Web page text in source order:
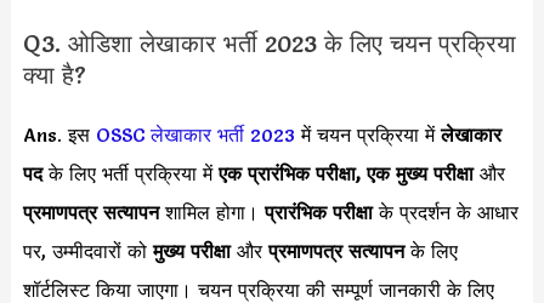
Q3. ओडिशा लेखाकार भर्ती 2023 के लिए चयन प्रक्रिया
क्या है?
Ans. इस OSSC लेखाकार भर्ती 2023 में चयन प्रक्रिया मेंलेखाकार
पदके लिए भर्ती प्रक्रिया मेंएक प्रारंभिक परीक्षा, एक मुख्य परीक्षाऔर
प्रमाणपत्र सत्यापनशामिल होगा।प्रारंभिक परीक्षाके प्रदर्शन के आधार
पर, उम्मीदवारों कोमुख्य परीक्षा औरप्रमाणपत्र सत्यापनके लिए
शॉर्टलिस्ट किया जाएगा। चयन प्रक्रिया की सम्पूर्ण जानकारी के लिए